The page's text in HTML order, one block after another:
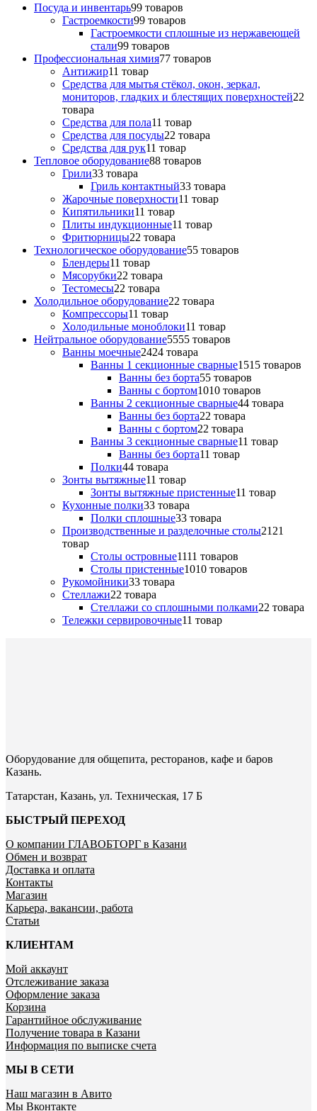
Посуда и инвентарь99 товаров
Гастроемкости99 товаров
Гастроемкости сплошные из нержавеющей
стали99 товаров
Профессиональная химия77 товаров
Антижир11 товар
Средства для мытья стёкол, окон, зеркал,
мониторов, гладких и блестящих поверхностей22
товара
Средства для пола11 товар
Средства для посуды22 товара
Средства для рук11 товар
Тепловое оборудование88 товаров
Грили33 товара
Гриль контактный33 товара
Жарочные поверхности11 товар
Кипятильники11 товар
Плиты индукционные11 товар
Фритюрницы22 товара
Технологическое оборудование55 товаров
Блендеры11 товар
Мясорубки22 товара
Тестомесы22 товара
Холодильное оборудование22 товара
Компрессоры11 товар
Холодильные моноблоки11 товар
Нейтральное оборудование5555 товаров
Ванны моечные2424 товара
Ванны 1 секционные сварные1515 товаров
Ванны без борта55 товаров
Ванны с бортом1010 товаров
Ванны 2 секционные сварные44 товара
Ванны без борта22 товара
Ванны с бортом22 товара
Ванны 3 секционные сварные11 товар
Ванны без борта11 товар
Полки44 товара
Зонты вытяжные11 товар
Зонты вытяжные пристенные11 товар
Кухонные полки33 товара
Полки сплошные33 товара
Производственные и разделочные столы21 21
товар
Столы островные1111 товаров
Столы пристенные1010 товаров
Рукомойники33 товара
Стеллажи22 товара
Стеллажи со сплошными полками22 товара
Тележки сервировочные11 товар
Оборудование для общепита, ресторанов, кафе и баров
Казань.
Татарстан, Казань, ул. Техническая, 17 Б
БЫСТРЫЙ ПЕРЕХОД
О компании ГЛАВОБТОРГ в Казани
Обмен и возврат
Доставка и оплата
Контакты
Магазин
Карьера, вакансии, работа
Статьи
КЛИЕНТАМ
Мой аккаунт
Отслеживание заказа
Оформление заказа
Корзина
Гарантийное обслуживание
Получение товара в Казани
Информация по выписке счета
МЫ В СЕТИ
Наш магазин в Авито
Мы Вконтакте